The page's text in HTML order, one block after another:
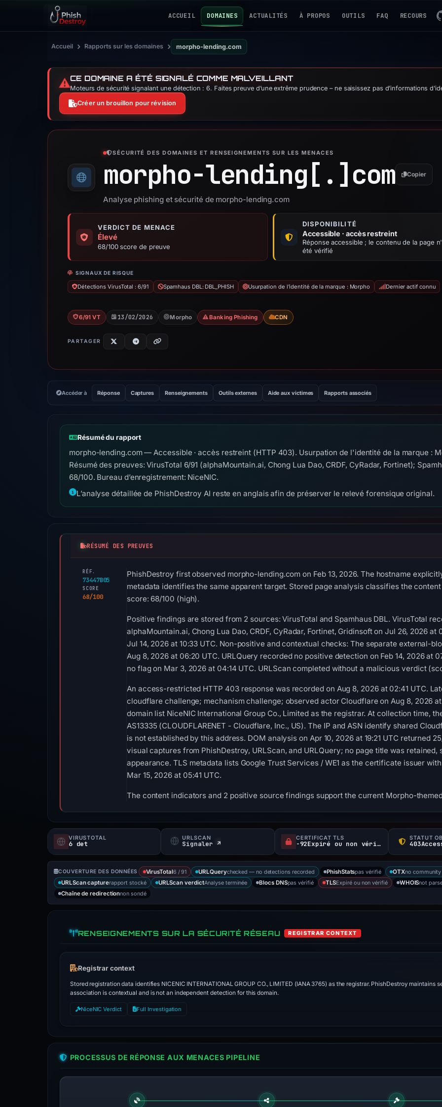
ACCUEIL DOMAINES ACTUALITÉS À PROPOS OUTILS FAQ RECOURS
Accueil › Rapports sur les domaines › morpho-lending.com
⚠️CE DOMAINE A ÉTÉ SIGNALÉ COMME MALVEILLANT
Moteurs de sécurité signalant une détection : 6. Faites preuve d’une extrême prudence – ne saisissez pas d’informations
Créer un brouillon pour révision
SÉCURITÉ DES DOMAINES ET RENSEIGNEMENTS SUR LES MENACES
morpho-lending[.]com Copier
Analyse phishing et sécurité de morpho-lending.com
VERDICT DE MENACE
Élevé
68/100 score de preuve
DISPONIBILITÉ
Accessible · accès restreint
Réponse accessible ; le contenu de la page
été vérifié
SIGNAUX DE RISQUE
Détections VirusTotal : 6/91 Spamhaus DBL: DBL_PHISH Usurpation de l'identité de la marque : Morpho Dernier actif connu
6/91 VT 13/02/2026 Morpho Banking Phishing CDN
PARTAGER
Accéder à Réponse Captures Renseignements Outils externes Aide aux victimes Rapports associés
Résumé du rapport
morpho-lending.com — Accessible · accès restreint (HTTP 403). Usurpation de l'identité de la marque :
Résumé des preuves: VirusTotal 6/91 (alphaMountain.ai, Chong Lua Dao, CRDF, CyRadar, Fortinet);
68/100. Bureau d’enregistrement: NiceNIC.
L’analyse détaillée de PhishDestroy AI reste en anglais afin de préserver le relevé forensique original.
RÉSUMÉ DES PREUVES
RÉF.
73447B05
SCORE
68/100
PhishDestroy first observed morpho-lending.com on Feb 13, 2026. The hostname
metadata identifies the same apparent target. Stored page analysis classifies the
score: 68/100 (high).
Positive findings are stored from 2 sources: VirusTotal and Spamhaus DBL. VirusTotal
alphaMountain.ai, Chong Lua Dao, CRDF, CyRadar, Fortinet, Gridinsoft on Jul 26, 2026 at
Jul 14, 2026 at 10:33 UTC. Non-positive and contextual checks: The separate external-
Aug 8, 2026 at 06:20 UTC. URLQuery recorded no positive detection on Feb 14, 2026 at
no flag on Mar 3, 2026 at 04:14 UTC. URLScan completed without a malicious verdict
An access-restricted HTTP 403 response was recorded on Aug 8, 2026 at 02:41 UTC.
cloudflare challenge; mechanism challenge; observed actor Cloudflare on Aug 8, 2026
domain list NiceNIC International Group Co., Limited as the registrar. At collection time,
AS13335 (CLOUDFLARENET - Cloudflare, Inc., US). The IP and ASN identify shared
is not established by this address. DOM analysis on Apr 10, 2026 at 19:21 UTC returned
visual captures from PhishDestroy, URLScan, and URLQuery; no page title was
appearance. TLS metadata lists Google Trust Services / WE1 as the certificate issuer
Mar 15, 2026 at 05:41 UTC.
The content indicators and 2 positive source findings support the current Morpho-
VIRUSTOTAL
6 det
URLSCAN
Signaler ↗
CERTIFICAT TLS
-92Expiré ou non vérifié d
STATUT
COUVERTURE DES DONNÉES VirusTotal6 / 91 URLQuerychecked — no detections recorded PhishStatspas vérifié OTXno community
URLScan capturerapport stocké URLScan verdictAnalyse terminée Blocs DNSpas vérifié TLSExpiré ou non vérifié WHOISnot
Chaîne de redirectionnon sondé
RENSEIGNEMENTS SUR LA SÉCURITÉ RÉSEAU REGISTRAR CONTEXT
Registrar context
Stored registration data identifies NICENIC INTERNATIONAL GROUP CO., LIMITED (IANA 3765) as the registrar. PhishDestroy
association is contextual and is not an independent detection for this domain.
NiceNIC Verdict Full Investigation
PROCESSUS DE RÉPONSE AUX MENACES PIPELINE